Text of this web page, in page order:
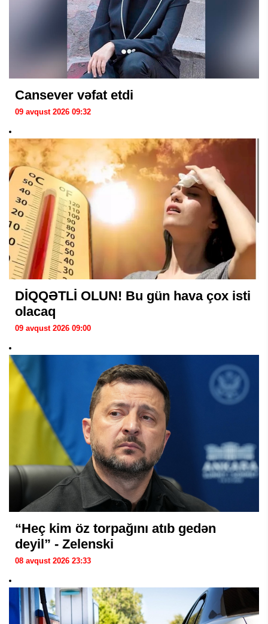
Cansever vəfat etdi
09 avqust 2026 09:32
DİQQƏTLİ OLUN! Bu gün hava çox isti
olacaq
09 avqust 2026 09:00
“Heç kim öz torpağını atıb gedən
deyil” - Zelenski
08 avqust 2026 23:33